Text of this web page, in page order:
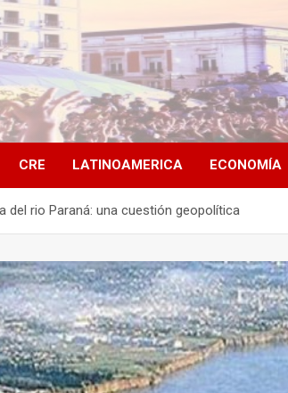
CRE LATINOAMERICA ECONOMÍA
del rio Paraná: una cuestión geopolítica